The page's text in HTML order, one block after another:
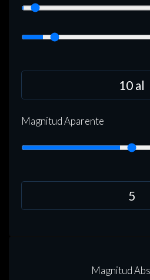
Magnitud Aparente
Magnitud